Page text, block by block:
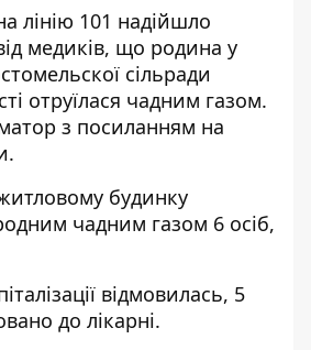
лінію 101 надійшло
медиків, що родина у
сільради
отруїлася чадним газом.
з посиланням на
будинку
чадним газом 6 осіб,
відмовилась, 5
до лікарні.